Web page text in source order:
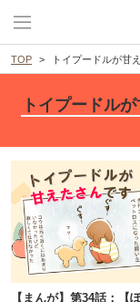
TOP トイプードルが甘
トイプードル
【まんが】第34話：【